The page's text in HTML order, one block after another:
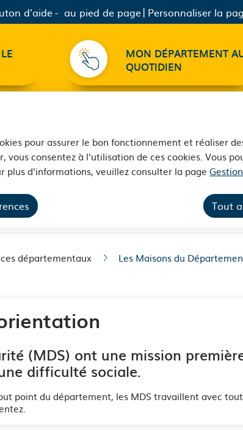
pour assurer le bon fonctionnement et réaliser
vous consentez à l'utilisation de ces cookies. Vous
plus d'informations, veuillez consulter la page
Tout
d'aide au pied de page Personnaliser la
MON DÉPARTEMENT
QUOTIDIEN
Solidarité
départementaux Les Maisons du
(MDS) ont une mission
difficulté sociale.
point du département, les MDS travaillent avec